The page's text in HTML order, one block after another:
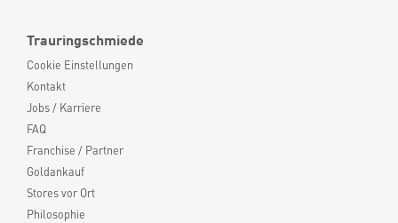
Trauringschmiede
Cookie Einstellungen
Kontakt
Jobs / Karriere
FAQ
Franchise / Partner
Goldankauf
Stores vor Ort
Philosophie